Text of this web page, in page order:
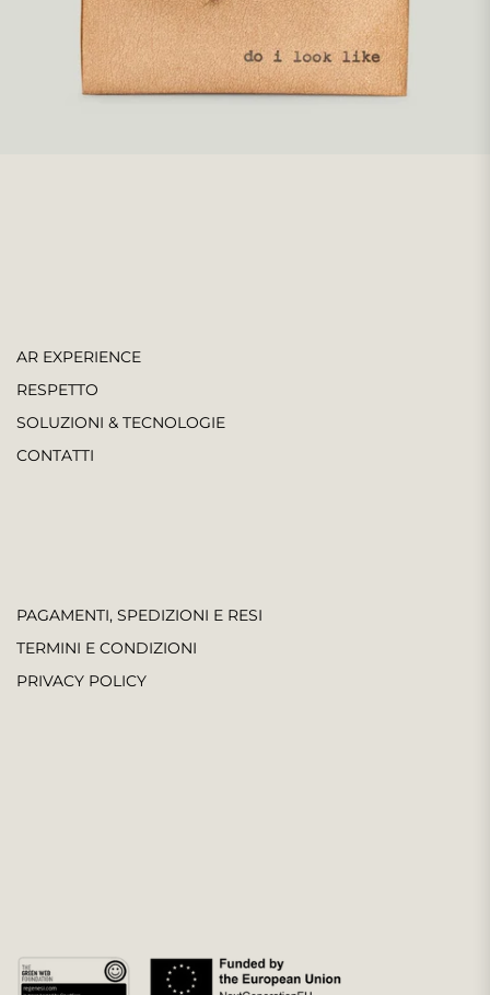
AR EXPERIENCE
RESPETTO
SOLUZIONI & TECNOLOGIE
CONTATTI
PAGAMENTI, SPEDIZIONI E RESI
TERMINI E CONDIZIONI
PRIVACY POLICY